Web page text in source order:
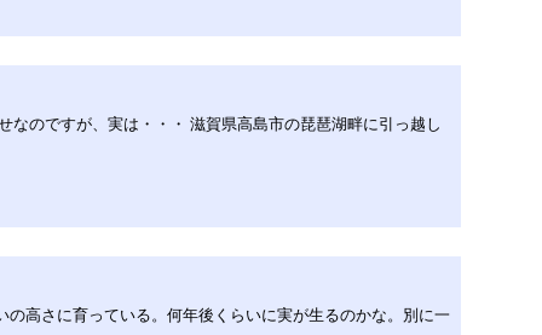
のですが、実は・・・ 滋賀県高島市の琵琶湖畔に引っ越し
高さに育っている。何年後くらいに実が生るのかな。別に一